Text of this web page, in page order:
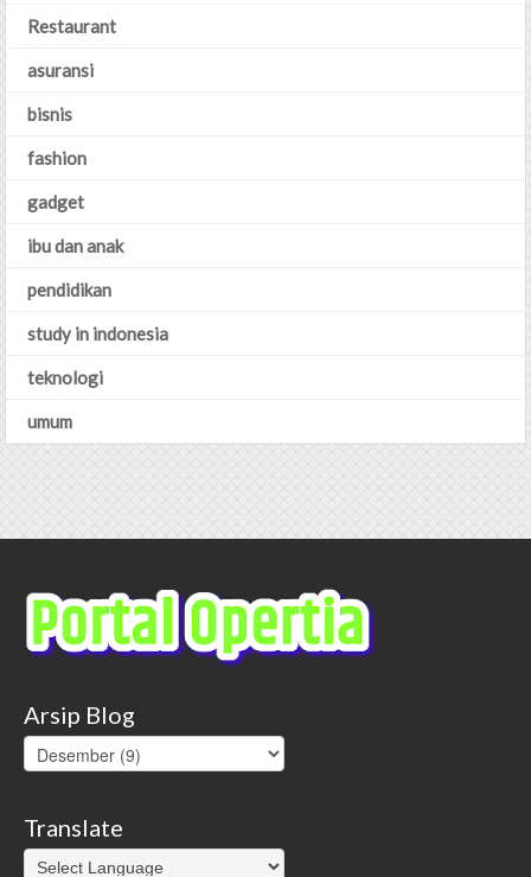
Restaurant
asuransi
bisnis
fashion
gadget
ibu dan anak
pendidikan
study in indonesia
teknologi
umum
Arsip Blog
Translate